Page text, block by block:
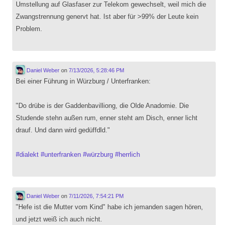
Umstellung auf Glasfaser zur Telekom gewechselt, weil mich die
Zwangstrennung genervt hat. Ist aber für >99% der Leute kein
Problem.
Daniel Weberon 7/13/2026, 5:28:46 PM
Bei einer Führung in Würzburg / Unterfranken:
"Do drübe is der Gaddenbavilliong, die Olde Anadomie. Die
Studende stehn außen rum, enner steht am Disch, enner licht
drauf. Und dann wird gedüffdld."
#dialekt #unterfranken #würzburg #herrlich
Daniel Weberon 7/11/2026, 7:54:21 PM
"Hefe ist die Mutter vom Kind" habe ich jemanden sagen hören,
und jetzt weiß ich auch nicht.